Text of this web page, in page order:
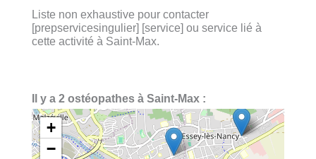
Liste non exhaustive pour contacter
[prepservicesingulier] [service] ou service lié à
cette activité à Saint-Max.
Il y a 2 ostéopathes à Saint-Max :
+
−